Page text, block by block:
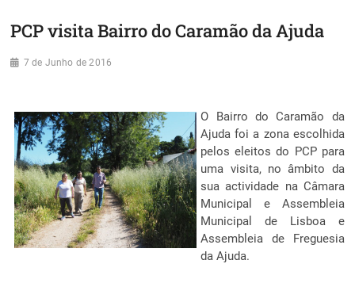
PCP visita Bairro do Caramão da Ajuda
7 de Junho de 2016
O Bairro do Caramão da
Ajuda foi a zona escolhida
pelos eleitos do PCP para
uma visita, no âmbito da
sua actividade na Câmara
Municipal e Assembleia
Municipal de Lisboa e
Assembleia de Freguesia
da Ajuda.